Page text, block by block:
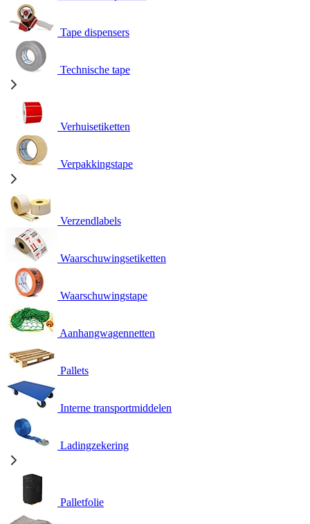
Tape dispensers
Technische tape
Verhuisetiketten
Verpakkingstape
Verzendlabels
Waarschuwingsetiketten
Waarschuwingstape
Aanhangwagennetten
Pallets
Interne transportmiddelen
Ladingzekering
Palletfolie